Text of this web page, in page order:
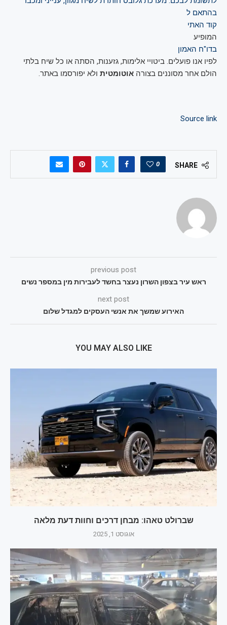
בהתאם ל
קוד האתי
המופיע
בדו"ח האמון
לפיו אנו פועלים. ביטויי אלימות, גזענות, הסתה או כל שיח בלתי
הולם אחר מסוננים בצורה אוטומטית ולא יפורסמו באתר.
Source link
SHARE
0
previous post
ראש עיר בצפון השרון נעצר בחשד לעבירות מין במספר נשים
next post
האירוע שמשך את אנשי העסקים למגדל שלום
YOU MAY ALSO LIKE
שברולט טאהו: מבחן דרכים וחוות דעת מלאה
אוגוסט 1, 2025